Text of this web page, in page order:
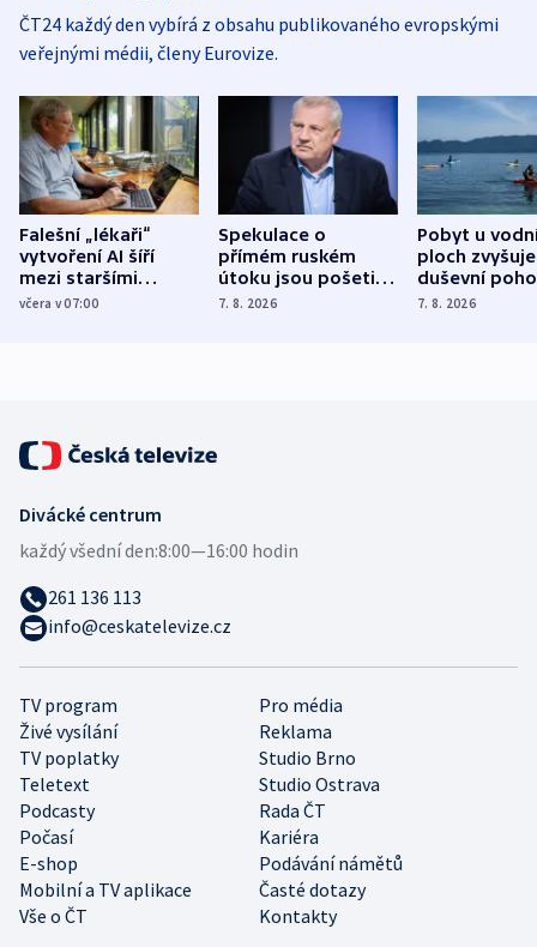
ČT24 každý den vybírá z obsahu publikovaného evropskými
veřejnými médii, členy Eurovize.
Falešní „lékaři“
vytvoření AI šíří
mezi staršími
Poláky nebezpečné
včera v 07:00
Spekulace o
přímém ruském
útoku jsou pošetilé,
míní estonský
7. 8. 2026
Pobyt u
ploch zvyšuje
duševní
ukázala
7. 8. 2026
TV program
Pro média
Živé vysílání
Reklama
TV poplatky
Studio Brno
Teletext
Studio Ostrava
Podcasty
Rada ČT
Počasí
Kariéra
E-shop
Podávání námětů
Mobilní a TV aplikace
Časté dotazy
Vše o ČT
Kontakty
Divácké centrum
každý všední den:8:00—16:00 hodin
261 136 113
info@ceskatelevize.cz